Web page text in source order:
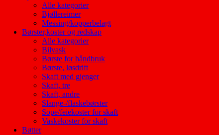
Alle kategorier
Bjøllereimer
Messing/kopperbelagt
Børster,koster og redskap
Alle kategorier
Bilvask
Børste for håndbruk
Børste, løsdrift
Skaft med gjenger
Skaft, tre
Skaft, andre
Slange-/flaskebørster
Sope/feiekoster for skaft
Vaskekoster for skaft
Bøtter